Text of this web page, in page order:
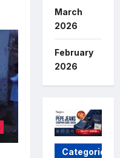
March
2026
February
2026
Categories